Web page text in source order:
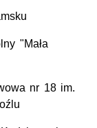
"Mała
nr 18im.